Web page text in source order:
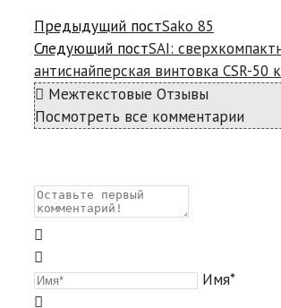
Предыдущий постSako 85
Следующий постSAI:
антиснайперская винтовка CSR-50
Межтекстовые Отзывы
Посмотреть все комментарии
Имя*